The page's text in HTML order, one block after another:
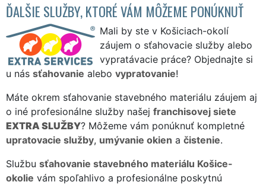
ĎALŠIE SLUŽBY, KTORÉ VÁM MÔŽEME PONÚKNUŤ
Mali by ste v Košiciach-okolí
záujem o sťahovacie služby alebo
vypratávacie práce? Objednajte si
u nás sťahovanie alebo vypratovanie!
Máte okrem sťahovanie stavebného materiálu záujem aj
o iné profesionálne služby našej franchisovej siete
EXTRA SLUŽBY? Môžeme vám ponúknuť kompletné
upratovacie služby, umývanie okien a čistenie.
Službu sťahovanie stavebného materiálu Košice-
okolie vám spoľahlivo a profesionálne poskytnú